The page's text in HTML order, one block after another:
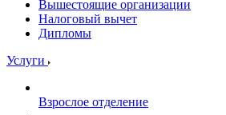
Вышестоящие организации
Налоговый вычет
Дипломы
Услуги
Взрослое отделение